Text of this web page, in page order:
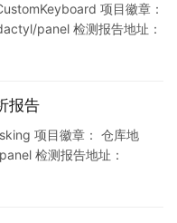
项目徽章：
panel 检测报告地址：
由Mu…
报告
项目徽章： 仓库地
检测报告地址：
由Murphyse…